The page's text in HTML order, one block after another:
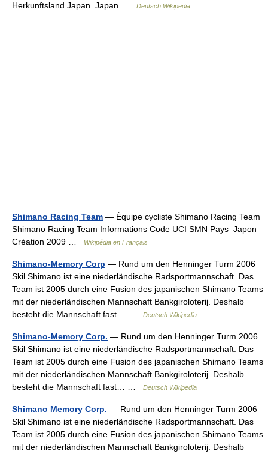
Herkunftsland Japan Japan …
Deutsch Wikipedia
Shimano Racing Team — Équipe cycliste Shimano Racing Team
Shimano Racing Team Informations Code UCI SMN Pays Japon
Création 2009 …
Wikipédia en Français
Shimano-Memory Corp — Rund um den Henninger Turm 2006
Skil Shimano ist eine niederländische Radsportmannschaft. Das
Team ist 2005 durch eine Fusion des japanischen Shimano Teams
mit der niederländischen Mannschaft Bankgiroloterij. Deshalb
besteht die Mannschaft fast… …
Deutsch Wikipedia
Shimano-Memory Corp. — Rund um den Henninger Turm 2006
Skil Shimano ist eine niederländische Radsportmannschaft. Das
Team ist 2005 durch eine Fusion des japanischen Shimano Teams
mit der niederländischen Mannschaft Bankgiroloterij. Deshalb
besteht die Mannschaft fast… …
Deutsch Wikipedia
Shimano Memory Corp. — Rund um den Henninger Turm 2006
Skil Shimano ist eine niederländische Radsportmannschaft. Das
Team ist 2005 durch eine Fusion des japanischen Shimano Teams
mit der niederländischen Mannschaft Bankgiroloterij. Deshalb